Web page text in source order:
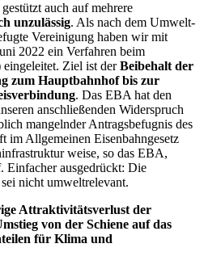
auch auf mehrere
unzulässig. Als nach dem Umwelt-
Vereinigung haben wir mit
2022 ein Verfahren beim
Ziel ist derBeibehalt der
zum Hauptbahnhof bis zur
. Das EBA hat den
anschließenden Widerspruch
mangelnder Antragsbefugnis des
Allgemeinen Eisenbahngesetz
weise, so das EBA,
Einfacher ausgedrückt: Die
nicht umweltrelevant.
Attraktivitätsverlust der
von der Schiene auf das
für Klima und